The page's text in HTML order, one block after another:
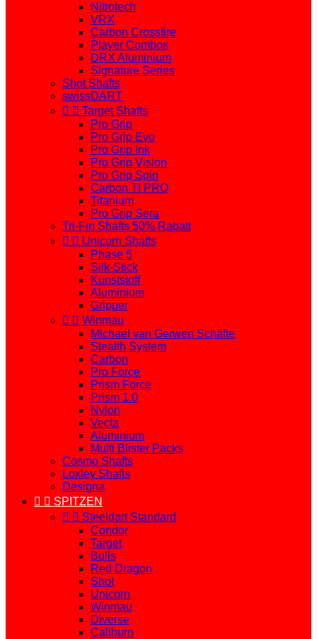
Nitrotech
VRX
Carbon Crossfire
Player Combos
DRX Aluminium
Signature Series
Shot Shafts
swissDART
  Target Shafts
Pro Grip
Pro Grip Evo
Pro Grip Ink
Pro Grip Vision
Pro Grip Spin
Carbon TI PRO
Titanium
Pro Grip Sera
Tri-Fin Shafts 50% Rabatt
  Unicorn Shafts
Phase 5
Silk-Stick
Kunststoff
Aluminium
Gripper
  Winmau
Michael van Gerwen Schäfte
Stealth System
Carbon
Pro Force
Prism Force
Prism 1.0
Nylon
Vecta
Aluminium
Multi Blister Packs
Cosmo Shafts
Loxley Shafts
Designa
  SPITZEN
  Steeldart Standard
Condor
Target
Bulls
Red Dragon
Shot
Unicorn
Winmau
Diverse
Caliburn